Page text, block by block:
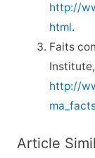
http://
html.
Faits
http://
Article